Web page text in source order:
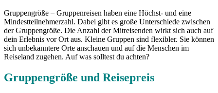
Gruppengröße – Gruppenreisen haben eine Höchst- und eine
Mindestteilnehmerzahl. Dabei gibt es große Unterschiede zwischen
der Gruppengröße. Die Anzahl der Mitreisenden wirkt sich auch auf
dein Erlebnis vor Ort aus. Kleine Gruppen sind flexibler. Sie können
sich unbekanntere Orte anschauen und auf die Menschen im
Reiseland zugehen. Auf was solltest du achten?
Gruppengröße und Reisepreis